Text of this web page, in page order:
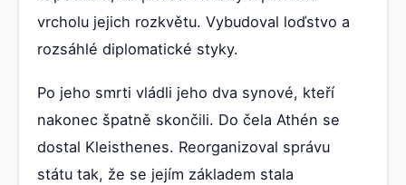
vrcholu jejich rozkvětu. Vybudoval loďstvo a
rozsáhlé diplomatické styky.
Po jeho smrti vládli jeho dva synové, kteří
nakonec špatně skončili. Do čela Athén se
dostal Kleisthenes. Reorganizoval správu
státu tak, že se jejím základem stala